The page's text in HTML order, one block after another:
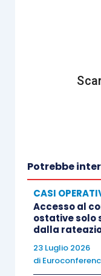
Potrebbe
CASI
Accesso al
ostative solo
dalla
23 Luglio 2026
di